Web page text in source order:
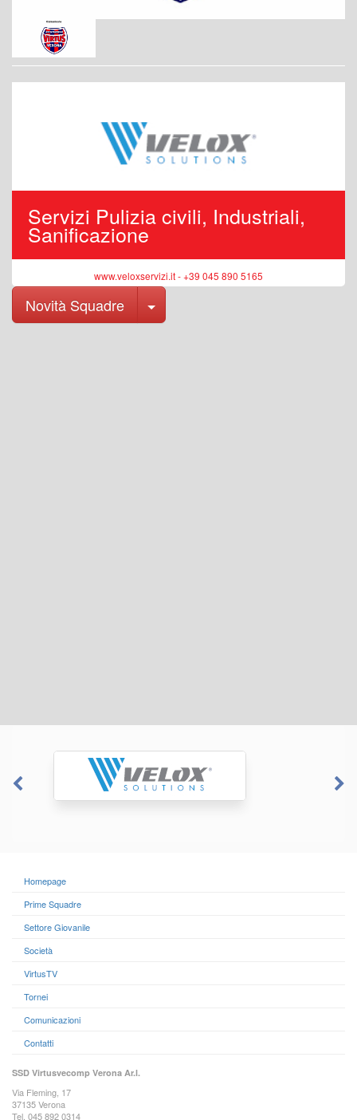
Servizi Pulizia civili, Industriali,
Sanificazione
www.veloxservizi.it - +39 045 890 5165
Novità Squadre Toggle Dropdown
Homepage
Prime Squadre
Settore Giovanile
Società
VirtusTV
Tornei
Comunicazioni
Contatti
SSD Virtusvecomp Verona Ar.l.
Via Fleming, 17
37135 Verona
Tel. 045 892 0314